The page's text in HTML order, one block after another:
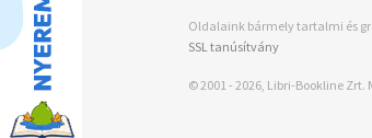
Oldalaink bármely tartalmi és
SSL tanúsítvány
© 2001 - 2026, Libri-Bookline